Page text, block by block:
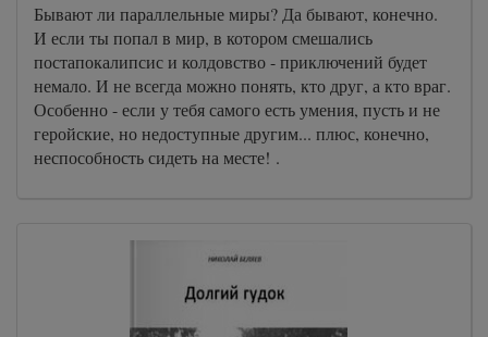
Бывают ли параллельные миры? Да бывают, конечно.
И если ты попал в мир, в котором смешались
постапокалипсис и колдовство - приключений будет
немало. И не всегда можно понять, кто друг, а кто враг.
Особенно - если у тебя самого есть умения, пусть и не
геройские, но недоступные другим... плюс, конечно,
неспособность сидеть на месте! .